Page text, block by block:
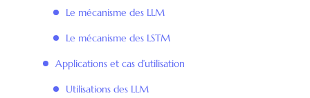
Le mécanisme des LLM
Le mécanisme des LSTM
Applications et cas d’utilisation
Utilisations des LLM